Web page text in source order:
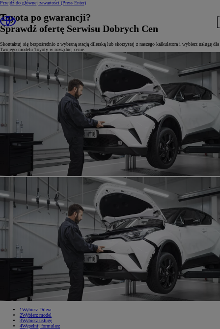
Przejdź do głównej zawartości (Press Enter)
Toyota po gwarancji?
Sprawdź ofertę Serwisu Dobrych Cen
Skontaktuj się bezpośrednio z wybraną stacją dilerską lub skorzystaj z naszego kalkulatora i wybierz usługę dla
Twojego modelu Toyoty w rozsądnej cenie.
1Wybierz Dilera
2Wybierz model
3Wybierz usługę
4Wypełnij formularz